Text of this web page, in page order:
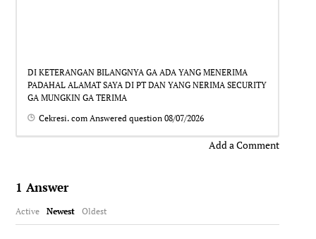
DI KETERANGAN BILANGNYA GA ADA YANG MENERIMA
PADAHAL ALAMAT SAYA DI PT DAN YANG NERIMA SECURITY
GA MUNGKIN GA TERIMA
Cekresi. com Answered question08/07/2026
Add a Comment
1 Answer
Active Newest Oldest